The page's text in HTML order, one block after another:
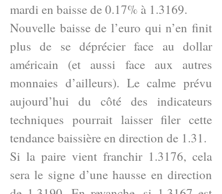
mardi en baisse de 0.17% à 1.3169.
Nouvelle baisse de l’euro qui n’en finit
plus de se déprécier face au dollar
américain (et aussi face aux autres
monnaies d’ailleurs). Le calme prévu
aujourd’hui du côté des indicateurs
techniques pourrait laisser filer cette
tendance baissière en direction de 1.31.
Si la paire vient franchir 1.3176, cela
sera le signe d’une hausse en direction